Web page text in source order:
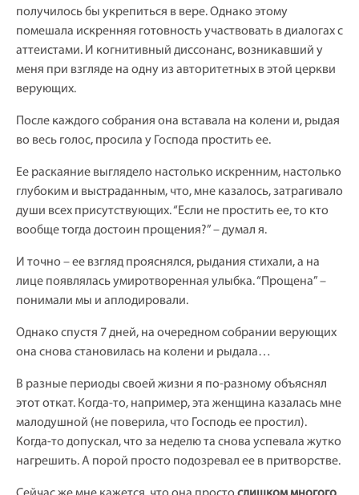
получилось бы укрепиться в вере. Однако этому
помешала искренняя готовность участвовать в диалогах с
аттеистами. И когнитивный диссонанс, возникавший у
меня при взгляде на одну из авторитетных в этой церкви
верующих.
После каждого собрания она вставала на колени и, рыдая
во весь голос, просила у Господа простить ее.
Ее раскаяние выглядело настолько искренним, настолько
глубоким и выстраданным, что, мне казалось, затрагивало
души всех присутствующих. “Если не простить ее, то кто
вообще тогда достоин прощения?” – думал я.
И точно – ее взгляд прояснялся, рыдания стихали, а на
лице появлялась умиротворенная улыбка. “Прощена” –
понимали мы и аплодировали.
Однако спустя 7 дней, на очередном собрании верующих
она снова становилась на колени и рыдала…
В разные периоды своей жизни я по-разному объяснял
этот откат. Когда-то, например, эта женщина казалась мне
малодушной (не поверила, что Господь ее простил).
Когда-то допускал, что за неделю та снова успевала жутко
нагрешить. А порой просто подозревал ее в притворстве.